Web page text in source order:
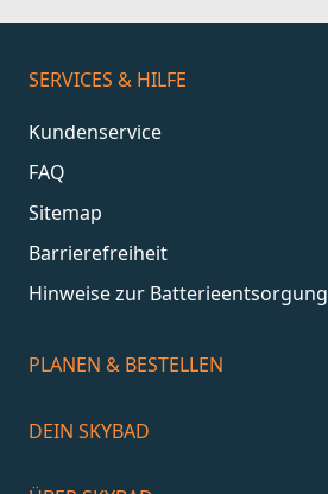
SERVICES & HILFE
Kundenservice
FAQ
Sitemap
Barrierefreiheit
Hinweise zur Batterieentsorgung
PLANEN & BESTELLEN
DEIN SKYBAD